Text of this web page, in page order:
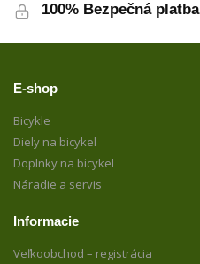
100% Bezpečná platba
E-shop
Bicykle
Diely na bicykel
Doplnky na bicykel
Náradie a servis
Informacie
Veľkoobchod – registrácia